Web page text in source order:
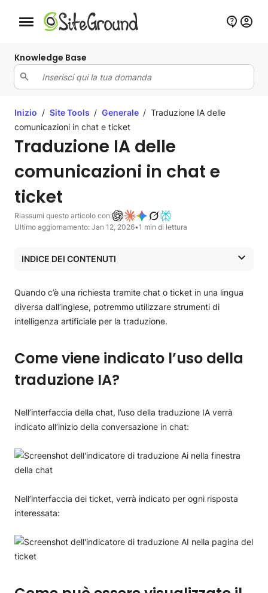
Bottone navigazione da mobile
Knowledge Base
Inizio / Site Tools / Generale / Traduzione IA delle
comunicazioni in chat e ticket
Traduzione IA delle
comunicazioni in chat e
ticket
Riassumi questo articolo con:
Ultimo aggiornamento: Jan 12, 2026•1 min di lettura
INDICE DEI CONTENUTI
Come può essere visualizzato il testo originale fornito dal
rappresentante dell’assistenza?
Quali sono gli strumenti utilizzati per la traduzione?
Quando c’è una richiesta tramite chat o ticket in una lingua
diversa dall’inglese, potremmo utilizzare strumenti di
intelligenza artificiale per la traduzione.
Come viene indicato l’uso della
traduzione IA?
Nell’interfaccia della chat, l’uso della traduzione IA verrà
indicato all’inizio della conversazione in chat:
Nell’interfaccia dei ticket, verrà indicato per ogni risposta
interessata: